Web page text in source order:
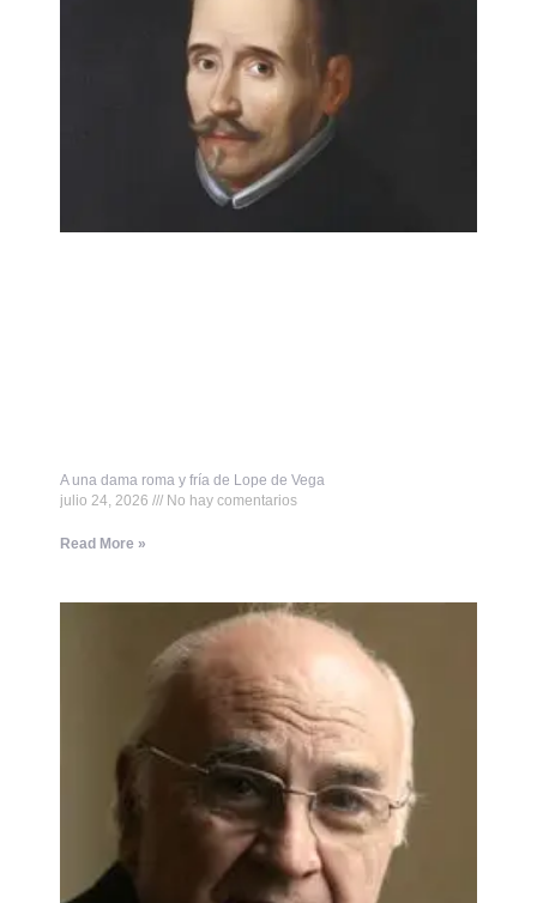
A una dama roma y fría de Lope de Vega
julio 24, 2026
No hay comentarios
Read More »